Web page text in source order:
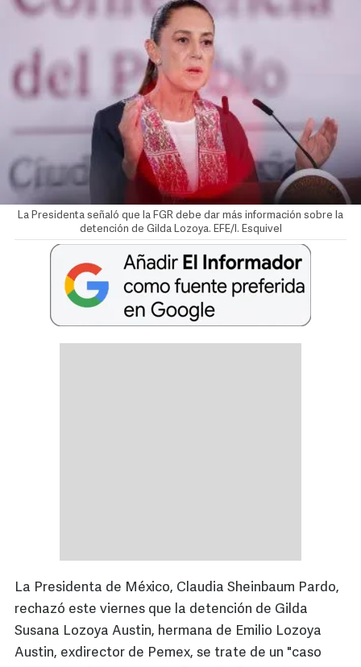
La Presidenta señaló que la FGR debe dar más información sobre la
detención de Gilda Lozoya. EFE/I. Esquivel
La Presidenta de México, Claudia Sheinbaum Pardo,
rechazó este viernes que la detención de Gilda
Susana Lozoya Austin, hermana de Emilio Lozoya
Austin, exdirector de Pemex, se trate de un "caso